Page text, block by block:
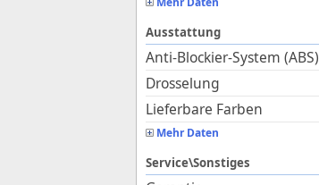
Ausstattung
Anti-Blockier-System (ABS)
Drosselung
Lieferbare Farben
Mehr Daten
Service\Sonstiges